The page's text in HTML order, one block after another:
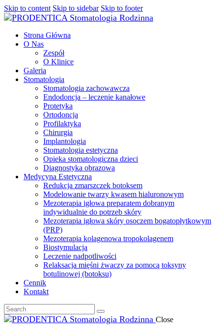
Skip to content Skip to sidebar Skip to footer
Strona Główna
O Nas
Zespół
O Klinice
Galeria
Stomatologia
Stomatologia zachowawcza
Endodoncja – leczenie kanałowe
Protetyka
Ortodoncja
Profilaktyka
Chirurgia
Implantologia
Stomatologia estetyczna
Opieka stomatologiczna dzieci
Diagnostyka obrazowa
Medycyna Estetyczna
Redukcja zmarszczek botoksem
Modelowanie twarzy kwasem hialuronowym
Mezoterapia igłowa preparatem dobranym
indywidualnie do potrzeb skóry
Mezoterapia igłowa skóry osoczem bogatopłytkowym
(PRP)
Mezoterapia kolagenowa tropokolagenem
Biostymulacja
Leczenie nadpotliwości
Relaksacja mięśni żwaczy za pomocą toksyny
botulinowej (botoksu)
Cennik
Kontakt
Close